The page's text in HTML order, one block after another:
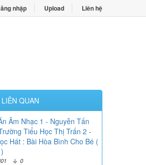
nhập Upload Liên hệ
QUAN
Âm Nhạc 1 - Nguyễn Tấn
Tiểu Học Thị Trấn 2 -
Hát : Bài Hòa Bình Cho Bé (
0